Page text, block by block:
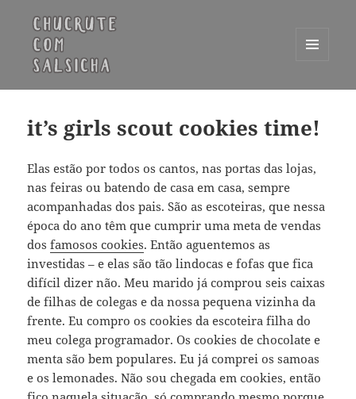
WIDGETS
it’s girls scout cookies time!
Elas estão por todos os cantos, nas portas das lojas,
nas feiras ou batendo de casa em casa, sempre
acompanhadas dos pais. São as escoteiras, que nessa
época do ano têm que cumprir uma meta de vendas
dosfamosos cookies. Então aguentemos as
investidas – e elas são tão lindocas e fofas que fica
difícil dizer não. Meu marido já comprou seis caixas
de filhas de colegas e da nossa pequena vizinha da
frente. Eu compro os cookies da escoteira filha do
meu colega programador. Os cookies de chocolate e
menta são bem populares. Eu já comprei os samoas
e os lemonades. Não sou chegada em cookies, então